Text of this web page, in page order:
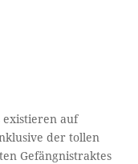
existieren auf
der tollen
Gefängnistraktes